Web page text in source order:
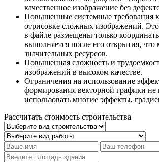
качественное изображение без
Повышенные системные требования
отрисовке сложных изображений. Это
в файле размещены только
выполняется после его открытия, что
значительных ресурсов.
Повышенная сложность и
изображений в высоком качестве.
Ограничения на использование
формирования векторной графики не
использовать многие эффекты,
Рассчитать стоимость строительства